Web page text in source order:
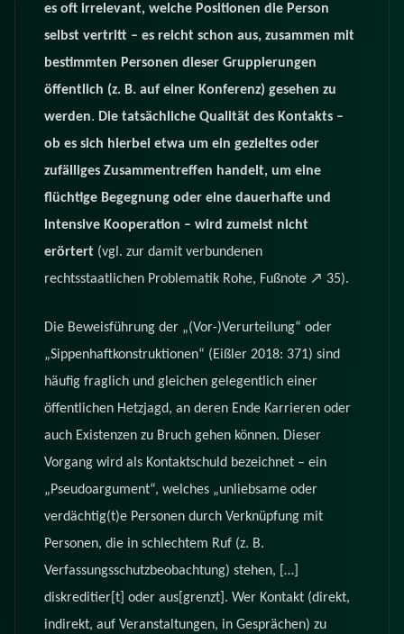
es oft irrelevant, welche Positionen die Person
selbst vertritt – es reicht schon aus, zusammen mit
bestimmten Personen dieser Gruppierungen
öffentlich (z. B. auf einer Konferenz) gesehen zu
werden. Die tatsächliche Qualität des Kontakts –
ob es sich hierbei etwa um ein gezieltes oder
zufälliges Zusammentreffen handelt, um eine
flüchtige Begegnung oder eine dauerhafte und
intensive Kooperation – wird zumeist nicht
erörtert (vgl. zur damit verbundenen
rechtsstaatlichen Problematik Rohe, Fußnote ↗ 35).
Die Beweisführung der „(Vor-)Verurteilung“ oder
„Sippenhaftkonstruktionen“ (Eißler 2018: 371) sind
häufig fraglich und gleichen gelegentlich einer
öffentlichen Hetzjagd, an deren Ende Karrieren oder
auch Existenzen zu Bruch gehen können. Dieser
Vorgang wird als Kontaktschuld bezeichnet – ein
„Pseudoargument“, welches „unliebsame oder
verdächtig(t)e Personen durch Verknüpfung mit
Personen, die in schlechtem Ruf (z. B.
Verfassungsschutzbeobachtung) stehen, […]
diskreditier[t] oder aus[grenzt]. Wer Kontakt (direkt,
indirekt, auf Veranstaltungen, in Gesprächen) zu